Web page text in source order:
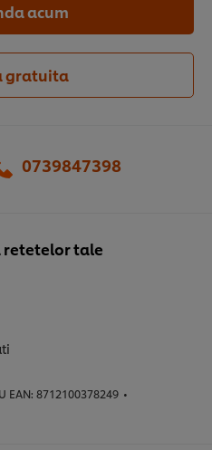
tale
EAN: 8712100378249 •
acum
gratuita
0739847398‬